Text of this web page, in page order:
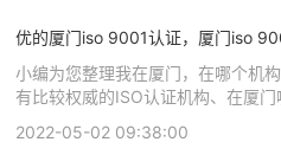
优的厦门iso 9001认证，厦门iso
小编为您整理我在厦门，在哪个机
有比较权威的ISO认证机构、在厦
关iso体系认证知识，详情可查看下
2022-05-02 09:38:00